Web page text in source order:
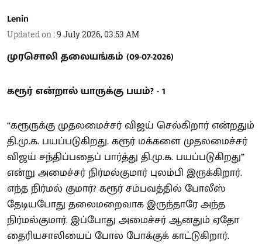
Lenin
Updated on :9 July 2026, 03:53 AM
முரசொலி தலையங்கம் (09-07-2026)
கரூர் என்றால் யாருக்கு பயம்? - 1
“கரூருக்கு முதலமைச்சர் விஜய் செல்கிறார் என்றதும்
தி.மு.க. பயப்படுகிறது. கரூர் மக்களை முதலமைச்சர்
விஜய் சந்திப்பதைப் பார்த்து தி.மு.க. பயப்படுகிறது”
என்று அமைச்சர் நிர்மல்குமார் புலம்பி இருக்கிறார்.
எந்த நிர்மல் குமார்? கரூர் சம்பவத்தில் போலீஸ்
தேடியபோது தலைமறைவாக இருந்தாரே அந்த
நிர்மல்குமார். இப்போது அமைச்சர் ஆனதும் ஏதோ
தைரியசாலியைப் போல போக்குக் காட்டுகிறார்.